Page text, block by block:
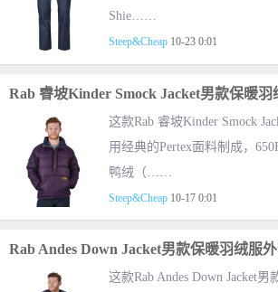
Shie……
Steep&Cheap 10-23 0:01
Rab 睿坡Kinder Smock Jacket男款保暖羽
这款Rab 睿坡Kinder Smock
用经典的Pertex面料制成，
鸭绒（……
Steep&Cheap 10-17 0:01
Rab Andes Down Jacket男款保暖羽绒服
这款Rab Andes Down Jacket